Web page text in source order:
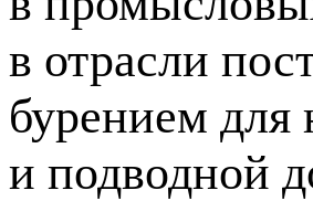
в отрасли
бурением
и подводной